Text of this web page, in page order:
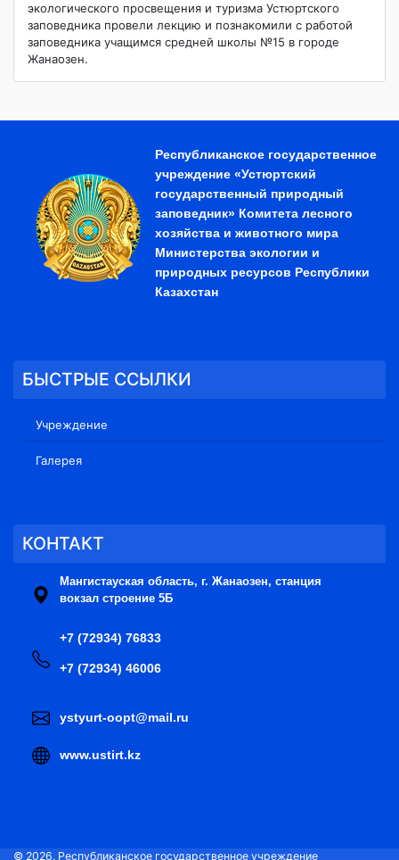
экологического просвещения и туризма Устюртского
заповедника провели лекцию и познакомили с работой
заповедника учащимся средней школы №15 в городе
Жанаозен.
Республиканское государственное
учреждение «Устюртский
государственный природный
заповедник» Комитета лесного
хозяйства и животного мира
Министерства экологии и
природных ресурсов Республики
Казахстан
БЫСТРЫЕ ССЫЛКИ
Учреждение
Галерея
КОНТАКТ
Мангистауская область, г. Жанаозен, станция
вокзал строение 5Б
+7 (72934) 76833
+7 (72934) 46006
ystyurt-oopt@mail.ru
www.ustirt.kz
© 2026. Республиканское государственное учреждение